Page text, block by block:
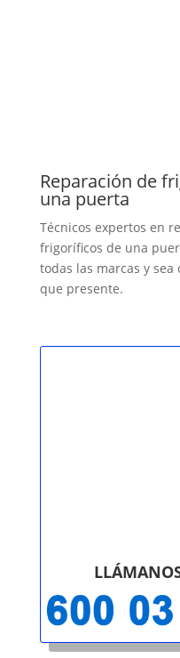
Reparación de
una puerta
Técnicos expertos en
frigoríficos de una
todas las marcas y sea
que presente.